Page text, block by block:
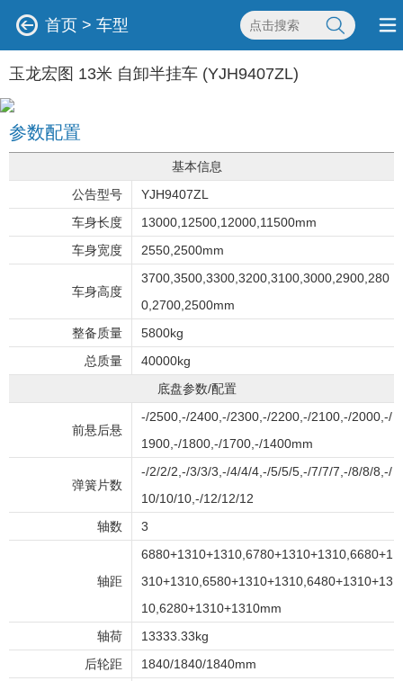
首页 > 车型
玉龙宏图 13米 自卸半挂车 (YJH9407ZL)
参数配置
基本信息
公告型号
YJH9407ZL
车身长度
13000,12500,12000,11500mm
车身宽度
2550,2500mm
车身高度
3700,3500,3300,3200,3100,3000,2900,280
0,2700,2500mm
整备质量
5800kg
总质量
40000kg
底盘参数/配置
前悬后悬
-/2500,-/2400,-/2300,-/2200,-/2100,-/2000,-/
1900,-/1800,-/1700,-/1400mm
弹簧片数
-/2/2/2,-/3/3/3,-/4/4/4,-/5/5/5,-/7/7/7,-/8/8/8,-/
10/10/10,-/12/12/12
轴数
3
轴距
6880+1310+1310,6780+1310+1310,6680+1
310+1310,6580+1310+1310,6480+1310+13
10,6280+1310+1310mm
轴荷
13333.33kg
后轮距
1840/1840/1840mm